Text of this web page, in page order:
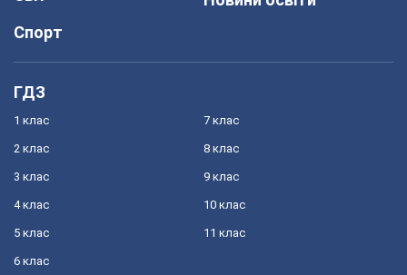
Спорт
ГДЗ
1 клас
2 клас
3 клас
4 клас
5 клас
6 клас
7 клас
8 клас
9 клас
10 клас
11 клас